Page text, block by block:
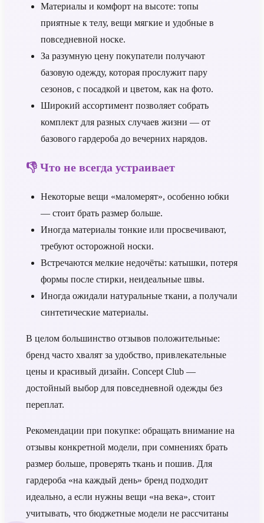
Материалы и комфорт на высоте: топы
приятные к телу, вещи мягкие и удобные в
повседневной носке.
За разумную цену покупатели получают
базовую одежду, которая прослужит пару
сезонов, с посадкой и цветом, как на фото.
Широкий ассортимент позволяет собрать
комплект для разных случаев жизни — от
базового гардероба до вечерних нарядов.
👎 Что не всегда устраивает
Некоторые вещи «маломерят», особенно юбки
— стоит брать размер больше.
Иногда материалы тонкие или просвечивают,
требуют осторожной носки.
Встречаются мелкие недочёты: катышки, потеря
формы после стирки, неидеальные швы.
Иногда ожидали натуральные ткани, а получали
синтетические материалы.
В целом большинство отзывов положительные:
бренд часто хвалят за удобство, привлекательные
цены и красивый дизайн. Concept Club —
достойный выбор для повседневной одежды без
переплат.
Рекомендации при покупке: обращать внимание на
отзывы конкретной модели, при сомнениях брать
размер больше, проверять ткань и пошив. Для
гардероба «на каждый день» бренд подходит
идеально, а если нужны вещи «на века», стоит
учитывать, что бюджетные модели не рассчитаны